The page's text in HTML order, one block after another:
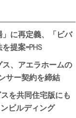
に再定義、「ビバ
提案=PHS
、アエラホームの
サー契約を締結
を共同住宅版にも
ビルディング